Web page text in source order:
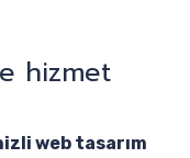
hizmet
web tasarım